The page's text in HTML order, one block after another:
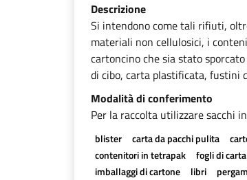
Descrizione
Si intendono come tali rifiuti,
materiali non cellulosici, i
cartoncino che sia stato
di cibo, carta plastificata, fustini
Modalità di conferimento
Per la raccolta utilizzare sacchi
blister carta da pacchi pulita
contenitori in tetrapak
fogli di carta
imballaggi di cartone
libri